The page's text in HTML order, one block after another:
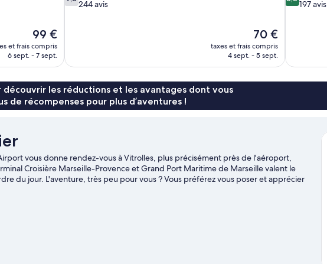
Le
nouveau
prix
99 €
99 €
et frais compris
6 sept. - 7 sept.
sur 244 avis
Le
nouveau
prix
70 €
70 €
taxes et frais compris
4 sept. - 5 sept.
sur 197 avis
les réductions et les avantages dont vous
de récompenses pour plus d’aventures !
vous donne rendez-vous à Vitrolles, plus précisément près de l'aéroport,
Croisière Marseille-Provence et Grand Port Maritime de Marseille valent le
du jour. L'aventure, très peu pour vous ? Vous préférez vous poser et apprécier
découverte des non moins emblématiques Plages du Prado et Parc national des